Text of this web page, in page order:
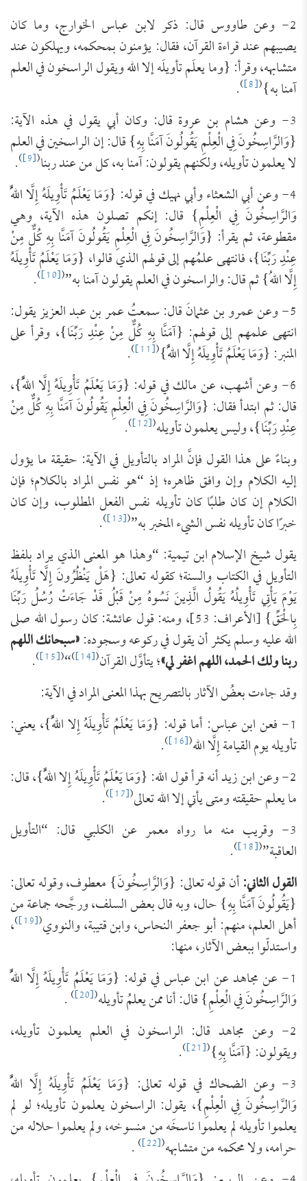
2- وعن طاووس قال: ذكر لابن عباس الخوارج، وما كان
يصيبهم عند قراءة القرآن، فقال: يؤمنون بمحكمه، ويهلكون عند
متشابهه، وقرأ: {وما يعلَم تأويلَه إلا الله ويقول الراسخون في العلم
آمنا به}(
[8]
)
.
3- وعن هشام بن عروة قال: وكان أبي يقول في هذه الآية:
{وَالرَّاسِخُونَ فِي الْعِلْمِ يَقُولُونَ آمَنَّا بِهِ} قال: إن الراسخين في العلم
لا يعلمون تأويله، ولكنهم يقولون: آمنا به، كل من عند ربنا(
[9]
)
.
4- وعن أبي الشعثاء وأبي نهيك في قوله: {وَمَا يَعْلَمُ تَأْوِيلَهُ إِلَّا اللَّهُ
وَالرَّاسِخُونَ فِي الْعِلْمِ} قال: إنكم تصلون هذه الآية، وهي
مقطوعة، ثم يقرأ: {وَالرَّاسِخُونَ فِي الْعِلْمِ يَقُولُونَ آمَنَّا بِهِ كُلٌّ مِنْ
عِنْدِ رَبِّنَا}، فانتهى علمُهم إلى قولهم الذي قالوا، {وَمَا يَعْلَمُ تَأْوِيلَهُ
إِلَّا اللهُ} ثم قال: والراسخون في العلم يقولون آمنا به”(
[10]
)
.
5- وعن عمرو بن عثمانَ قال: سمعتُ عمر بن عبد العزيز يقول:
انتهى علمهم إلى قولهم: {آمَنَّا بِهِ كُلٌّ مِنْ عِنْدِ رَبِّنَا}، وقرأ على
المنبر: {وَمَا يَعْلَمُ تَأْوِيلَهُ إِلَّا اللَّهُ}(
[11]
)
.
6- وعن أشهب، عن مالك في قوله: {وَمَا يَعْلَمُ تَأْوِيلَهُ إِلَّا اللَّهُ}،
قال: ثم ابتدأ فقال: {وَالرَّاسِخُونَ فِي الْعِلْمِ يَقُولُونَ آمَنَّا بِهِ كُلٌّ مِنْ
عِنْدِ رَبِّنَا}، وليس يعلمون تأويله(
[12]
)
.
وبناءً على هذا القول فإنَّ المراد بالتأويل في الآية: حقيقة ما يؤول
إليه الكلام وإن وافق ظاهره؛ إذ “هو نفس المراد بالكلام؛ فإن
الكلام إن كان طلبًا كان تأويله نفس الفعل المطلوب، وإن كان
خبرًا كان تأويله نفس الشيء المخبر به”(
[13]
)
.
يقول شيخ الإسلام ابن تيمية: “وهذا هو المعنى الذي يراد بلفظ
التأويل في الكتاب والسنة؛ كقوله تعالى: {هَلْ يَنْظُرُونَ إِلَّا تَأْوِيلَهُ
يَوْمَ يَأْتِي تَأْوِيلُهُ يَقُولُ الَّذِينَ نَسُوهُ مِنْ قَبْلُ قَدْ جَاءَتْ رُسُلُ رَبِّنَا
بِالْحَقِّ} [الأعراف: 53]، ومنه: قول عائشة: كان رسول الله صلى
الله عليه وسلم يكثر أن يقول في ركوعه وسجوده:«سبحانك اللهم
ربنا ولك الحمد، اللهم اغفر لي»؛ يتأوَّل القرآن(
[14]
)
“
(
[15]
)
.
وقد جاءت بعضُ الآثار بالتصريح بهذا المعنى المراد في الآية:
1- فعن ابن عباس: أما قوله: {وَمَا يَعْلَمُ تَأْوِيلَهُ إِلا اللَّهُ}، يعني:
تأويله يوم القيامة إِلَّا الله(
[16]
)
.
2- وعن ابن زيد أنه قرأ قول الله: {وَمَا يَعْلَمُ تَأْوِيلَهُ إِلا اللَّهُ}، قال:
ما يعلم حقيقته ومتى يأتي إلا الله تعالى(
[17]
)
.
3- وقريب منه ما رواه معمر عن الكلبي قال: “التأويل
العاقبة”(
[18]
)
.
القول الثاني:أن قوله تعالى: {وَالرَّاسِخُونَ} معطوف، وقوله تعالى:
{يَقُولُونَ آمَنَّا بِهِ} حال، وبه قال بعض السلف، ورجَّحه جماعة من
أهل العلم، منهم: أبو جعفر النحاس، وابن قتيبة، والنووي(
[19]
)،
واستدلّوا ببعض الآثار، منها:
1- عن مجاهد عن ابن عباس في قوله: {وَمَا يَعْلَمُ تَأْوِيلَهُ إِلَّا اللَّهُ
وَالرَّاسِخُونَ فِي الْعِلْمِ} قال: أنا ممن يعلمُ تأويله(
[20]
)
.
2- وعن مجاهد قال: الراسخون في العلم يعلمون تأويله،
ويقولون: {آمَنَّا بِهِ}(
[21]
)
.
3- وعن الضحاك في قوله تعالى: {وَمَا يَعْلَمُ تَأْوِيلَهُ إِلَّا اللَّهُ
وَالرَّاسِخُونَ فِي الْعِلْمِ}، يقول: الراسخون يعلمون تأويله؛ لو لم
يعلموا تأويله لم يعلموا ناسخَه من منسوخه، ولم يعلموا حلاله من
حرامه، ولا محكمه من متشابهه(
[22]
)
.